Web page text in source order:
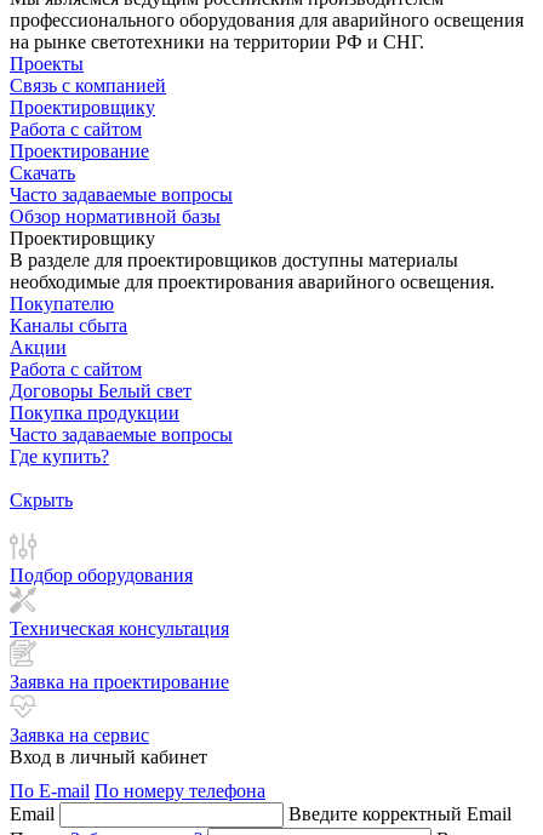
профессионального оборудования для аварийного освещения
на рынке светотехники на территории РФ и СНГ.
Проекты
Связь с компанией
Проектировщику
Работа с сайтом
Проектирование
Скачать
Часто задаваемые вопросы
Обзор нормативной базы
Проектировщику
В разделе для проектировщиков доступны материалы
необходимые для проектирования аварийного освещения.
Покупателю
Каналы сбыта
Акции
Работа с сайтом
Договоры Белый свет
Покупка продукции
Часто задаваемые вопросы
Где купить?
Скрыть
Подбор оборудования
Техническая консультация
Заявка на проектирование
Заявка на сервис
Вход в личный кабинет
По E-mail По номеру телефона
Email
Введите корректный Email